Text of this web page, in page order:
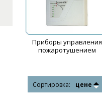
Приборы управления
пожаротушением
Сортировка: цене